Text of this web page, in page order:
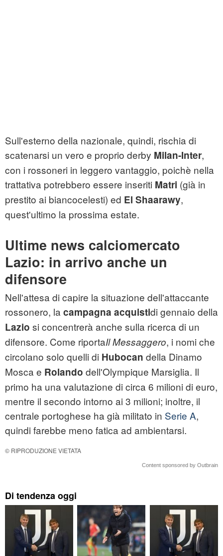
Sull'esterno della nazionale, quindi, rischia di
scatenarsi un vero e proprio derby Milan-Inter,
con i rossoneri in leggero vantaggio, poichè nella
trattativa potrebbero essere inseriti Matri (già in
prestito ai biancocelesti) ed El Shaarawy,
quest'ultimo la prossima estate.
Ultime news calciomercato
Lazio: in arrivo anche un
difensore
Nell'attesa di capire la situazione dell'attaccante
rossonero, la campagna acquistidi gennaio della
Lazio si concentrerà anche sulla ricerca di un
difensore. Come riportaIl Messaggero, i nomi che
circolano solo quelli di Hubocan della Dinamo
Mosca e Rolando dell'Olympique Marsiglia. Il
primo ha una valutazione di circa 6 milioni di euro,
mentre il secondo intorno ai 3 milioni; inoltre, il
centrale portoghese ha già militato in Serie A,
quindi farebbe meno fatica ad ambientarsi.
© RIPRODUZIONE VIETATA
Content sponsored by Outbrain
Di tendenza oggi